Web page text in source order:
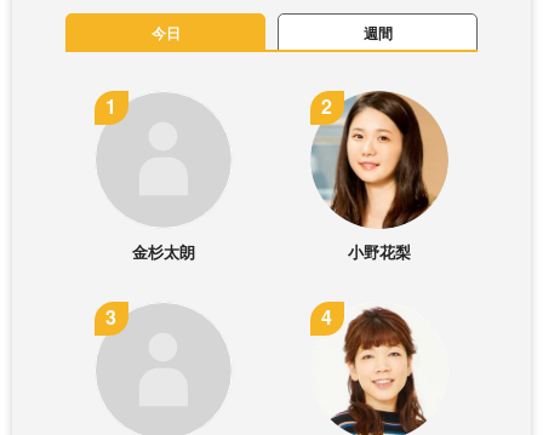
今日 週間
金杉太朗 小野花梨